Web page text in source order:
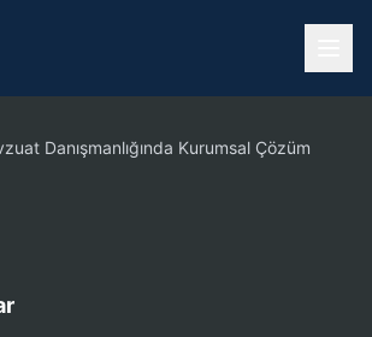
Danışmanlığında Kurumsal Çözüm